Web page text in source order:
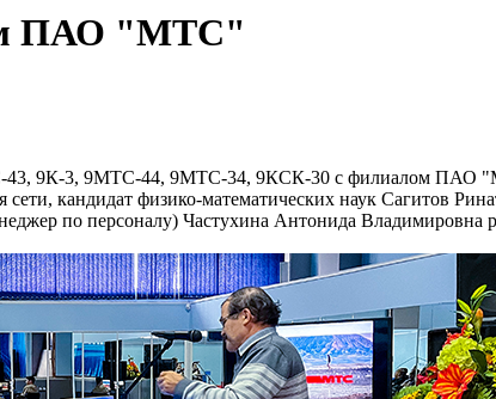
ПАО "МТС"
43, 9К-3, 9МТС-44, 9МТС-34, 9КСК-30 с филиалом ПАО
кандидат физико-математических наук Сагитов
по персоналу) Частухина Антонида